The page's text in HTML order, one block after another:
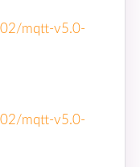
mqtt-v5.0-
mqtt-v5.0-